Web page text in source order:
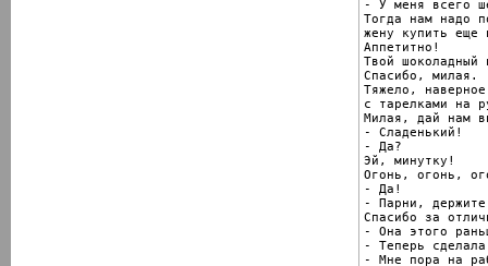
- У меня всего
Тогда нам надо
жену купить еще
Аппетитно!
Твой шоколадный
Спасибо, милая.
Тяжело,
с тарелками на
Милая, дай нам
- Сладенький!
- Да?
Эй, минутку!
Огонь, огонь,
- Да!
- Парни,
Спасибо за
- Она этого
- Теперь
- Мне пора на